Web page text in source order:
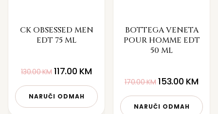
CK OBSESSED MEN
EDT 75 ML
130.00KM 117.00 KM
NARUČI ODMAH
BOTTEGA VENETA
POUR HOMME EDT
50 ML
170.00KM 153.00 KM
NARUČI ODMAH